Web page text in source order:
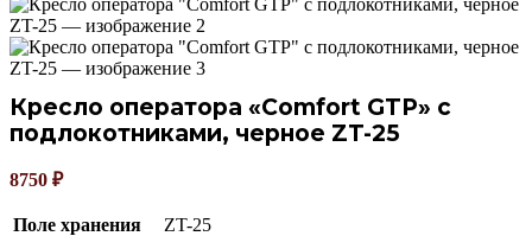
Кресло оператора «Comfort GTP» с
подлокотниками, черное ZT-25
8750 ₽
Поле хранения ZT-25